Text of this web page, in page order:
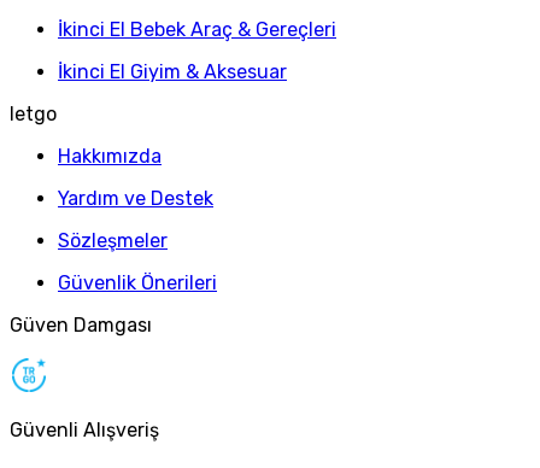
İkinci El Bebek Araç & Gereçleri
İkinci El Giyim & Aksesuar
letgo
Hakkımızda
Yardım ve Destek
Sözleşmeler
Güvenlik Önerileri
Güven Damgası
Güvenli Alışveriş